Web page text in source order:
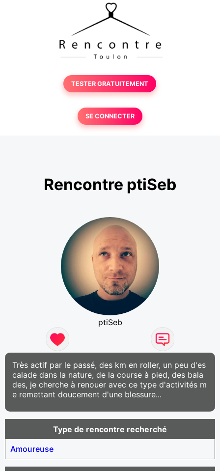
TESTER GRATUITEMENT
SE CONNECTER
Rencontre ptiSeb
ptiSeb
Très actif par le passé, des km en roller, un peu d'es
calade dans la nature, de la course à pied, des bala
des, je cherche à renouer avec ce type d'activités m
e remettant doucement d'une blessure...
Type de rencontre recherché
Amoureuse